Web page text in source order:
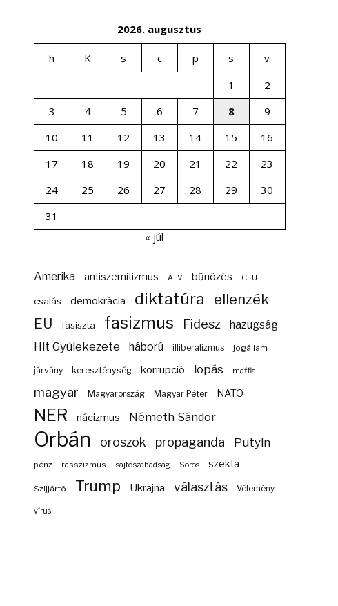
2026. augusztus
h K s c p s
v
1
2
3
4 5 6 7 8
9
10
11 12 13 14 15
16
17
18 19 20 21 22
23
24
25 26 27 28 29
30
31
« júl
Amerika antiszemitizmus ATV bűnözés CEU
csalás demokrácia diktatúra ellenzék
EU fasiszta fasizmus Fidesz hazugság
Hit Gyülekezete háború illiberalizmus jogállam
járvány kereszténység korrupció lopás maffia
magyar Magyarország Magyar Péter NATO
NER nácizmus Németh Sándor
Orbán oroszok propaganda Putyin
pénz rasszizmus sajtószabadság Soros szekta
Szijjártó Trump Ukrajna választás Vélemény
vírus